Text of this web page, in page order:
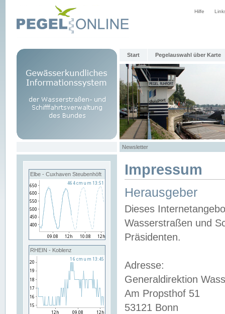
Hilfe
Start Pegelauswahl über Karte
Newsletter
Elbe - Cuxhaven Steubenhöft
RHEIN - Koblenz
Impressum
Herausgeber
Dieses
Wasserstraßen und
Präsidenten.
Adresse:
Generaldirektion
Am Propsthof 51
53121 Bonn